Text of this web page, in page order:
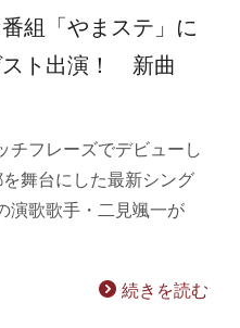
組「やまステ」に
スト出演！ 新曲
チフレーズでデビューし
舞台にした最新シング
演歌歌手・二見颯一が
続きを読む